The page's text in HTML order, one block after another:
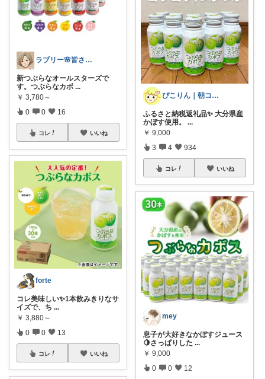
ラブリー🌸皆さんありがとう
新つぶらなオールスターズで
す。つぶらなカボ ...
￥ 3,780～
0 0 16
コレ いいね
forte
コレ美味しい✨️1本飲みきりなサ
イズで、ち ...
￥ 3,880～
0 0 13
コレ いいね
ぴこりん｜朝コレ｜良いものを長く🌿
ふるさと納税返礼品✨ 大分県産
かぼす使用。
...
￥ 9,000
3 4 934
コレ いいね
mey
息子が大好きなかぼすジュース
🍋さっぱりした ...
￥ 9,000
0 0 12